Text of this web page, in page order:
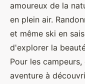
amoureux de la
en plein air.
et même ski en
d'explorer la
Pour les
aventure à